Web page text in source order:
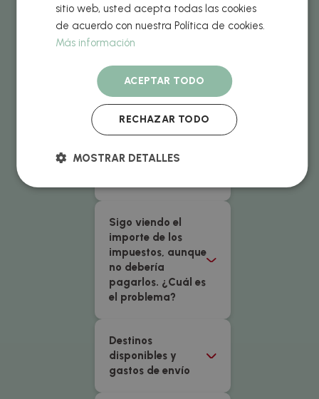
mi pedido?
¿Debo pagar
Necesito el pedido
aún más rápido
¿Puedo ver una
Sigo viendo el
importe de los
impuestos, aunque
no debería
pagarlos. ¿Cuál es
el problema?
Destinos
disponibles y
gastos de envío
sitio web, usted acepta todas las cookies
de acuerdo con nuestra Política de cookies.
Más información
ACEPTAR TODO
RECHAZAR TODO
MOSTRAR DETALLES